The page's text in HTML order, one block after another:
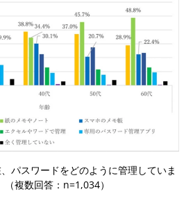
パスワードをどのように管理していま
（複数回答：n=1,034）